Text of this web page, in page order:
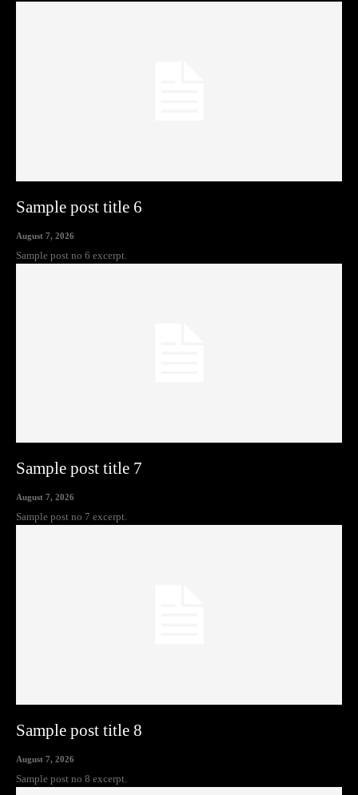
Sample post title 6
August 7, 2026
Sample post no 6 excerpt.
Sample post title 7
August 7, 2026
Sample post no 7 excerpt.
Sample post title 8
August 7, 2026
Sample post no 8 excerpt.